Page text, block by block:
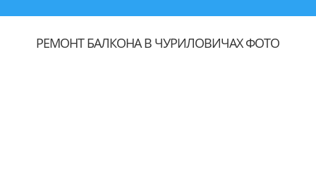
РЕМОНТ БАЛКОНА В ЧУРИЛОВИЧАХ ФОТО